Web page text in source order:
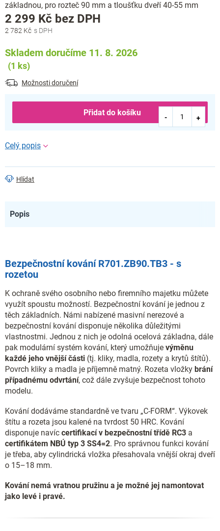
základnou, pro rozteč 90 mm a tloušťku dveří 40-55 mm
2 782 Kč
2 299 Kč bez DPH
Skladem doručíme 11. 8. 2026
(1 ks)
Možnosti doručení
Přidat do košíku
Hlídat
Popis
Bezpečnostní kování R701.ZB90.TB3 - s
rozetou
K ochraně svého osobního nebo firemního majetku můžete
využít spoustu možností. Bezpečnostní kování je jednou z
těch základních. Námi nabízené masivní nerezové a
bezpečnostní kování disponuje několika důležitými
vlastnostmi. Jednou z nich je odolná ocelová základna, dále
pak modulární systém kování, který umožňuje výměnu
každé jeho vnější části (tj. kliky, madla, rozety a krytů štítů).
Povrch kliky a madla je příjemně matný. Rozeta vložky brání
případnému odvrtání, což dále zvyšuje bezpečnost tohoto
modelu.
Kování dodáváme standardně ve tvaru „C-FORM“. Výkovek
štítu a rozeta jsou kalené na tvrdost 50 HRC. Kování
disponuje navíc certifikací v bezpečnostní třídě RC3 a
certifikátem NBÚ typ 3 SS4=2. Pro správnou funkci kování
je třeba, aby cylindrická vložka přesahovala vnější okraj dveří
o 15–18 mm.
Kování nemá vratnou pružinu a je možné jej namontovat
jako levé i pravé.